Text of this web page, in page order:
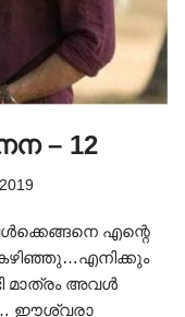
– 12
എന്റെ
മാത്രം അവൾ
ഈശ്വരാ